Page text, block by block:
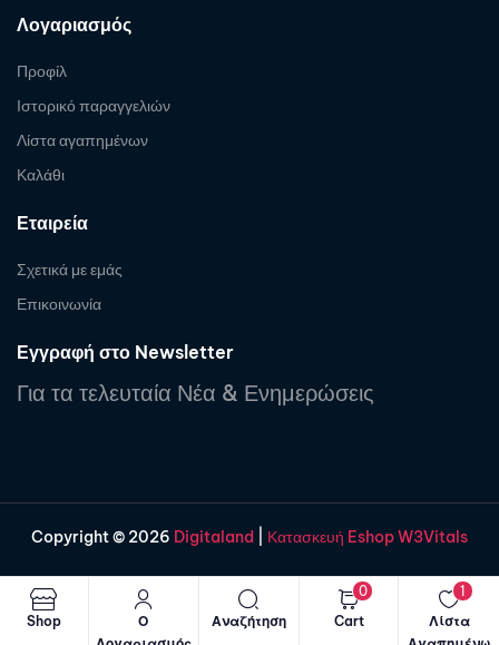
Shop
Ο
Αναζήτηση Cart
0
Λίστα
1
Λογαριασμός
Προφίλ
Ιστορικό παραγγελιών
Λίστα αγαπημένων
Καλάθι
Εταιρεία
Σχετικά με εμάς
Επικοινωνία
Εγγραφή στο Newsletter
Για τα τελευταία Νέα & Ενημερώσεις
Copyright © 2026 Digitaland Κατασκευή Eshop W3Vitals